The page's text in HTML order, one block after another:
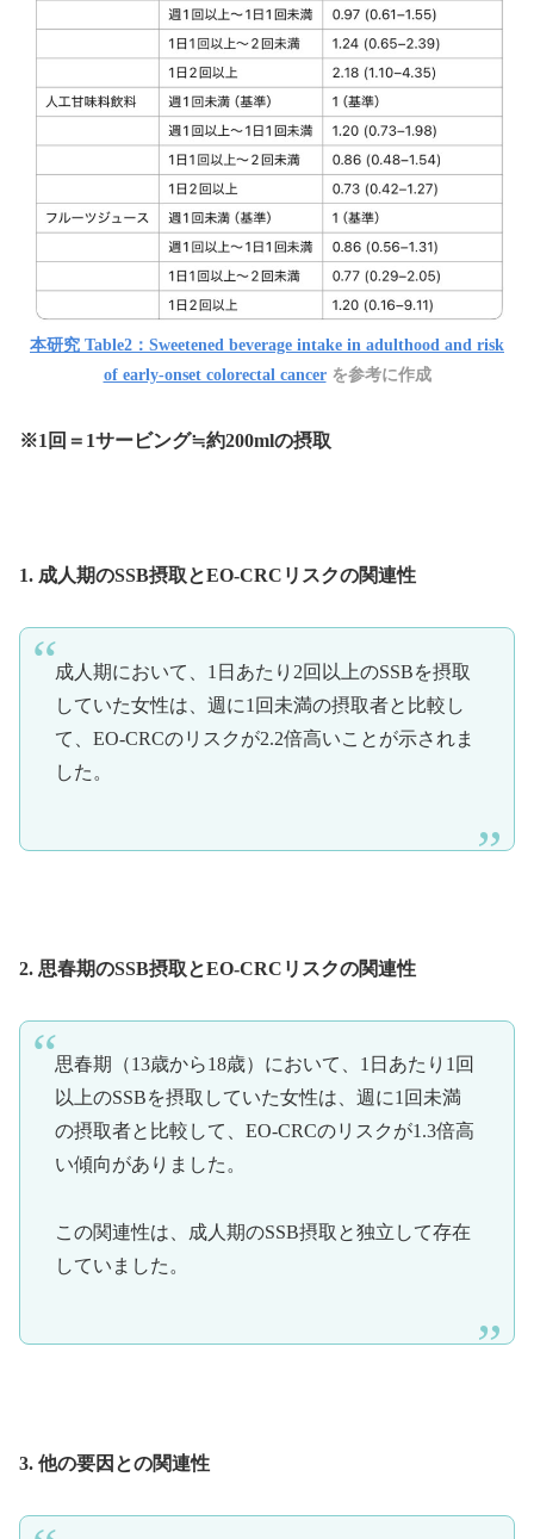
本研究 Table2：Sweetened beverage intake in adulthood and risk
of early-onset colorectal cancerを参考に作成
※1回＝1サービング≒約200mlの摂取
1. 成人期のSSB摂取とEO-CRCリスクの関連性
成人期において、1日あたり2回以上のSSBを摂取
していた女性は、週に1回未満の摂取者と比較し
て、EO-CRCのリスクが2.2倍高いことが示されま
した。
2. 思春期のSSB摂取とEO-CRCリスクの関連性
思春期（13歳から18歳）において、1日あたり1回
以上のSSBを摂取していた女性は、週に1回未満
の摂取者と比較して、EO-CRCのリスクが1.3倍高
い傾向がありました。
この関連性は、成人期のSSB摂取と独立して存在
していました。
3. 他の要因との関連性